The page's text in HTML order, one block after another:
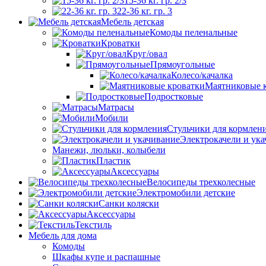
22-36 кг. гр. 3
Мебель детская
Комоды пеленальные
Кроватки
Круг/овал
Прямоугольные
Колесо/качалка
Маятниковые
Подростковые
Матрасы
Мобили
Стульчики для
Электрокачели и
Манежи, люльки, колыбели
Пластик
Аксессуары
Велосипеды трехколесные
Электромобили детские
Санки коляски
Аксессуары
Текстиль
Мебель для дома
Комоды
Шкафы купе и распашные